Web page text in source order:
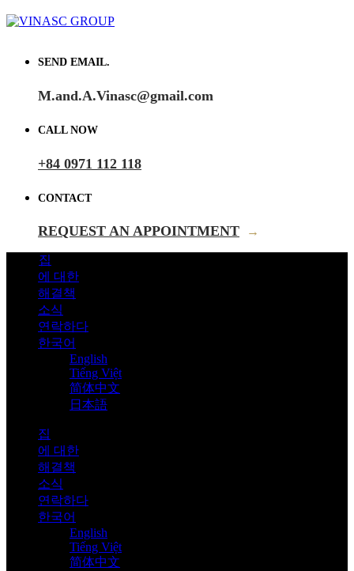
SEND EMAIL.
M.and.A.Vinasc@gmail.com
CALL NOW
+84 0971 112 118
CONTACT
REQUEST AN APPOINTMENT →
집
에 대한
해결책
소식
연락하다
한국어
English
Tiếng Việt
简体中文
日本語
집
에 대한
해결책
소식
연락하다
한국어
English
Tiếng Việt
简体中文